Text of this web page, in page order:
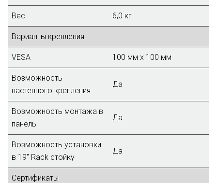
Вес 6,0 кг
Варианты крепления
VESA 100 мм x 100 мм
Возможность
настенного крепления
Да
Возможность монтажа в
панель
Да
Возможность установки
в 19” Rack стойку
Да
Сертификаты